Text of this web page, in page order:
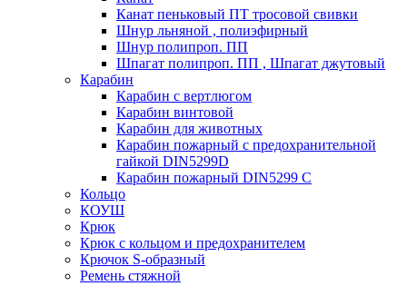
Канат пеньковый ПТ тросовой свивки
Шнур льняной , полиэфирный
Шнур полипроп. ПП
Шпагат полипроп. ПП , Шпагат джутовый
Карабин
Карабин c вертлюгом
Карабин винтовой
Карабин для животных
Карабин пожарный c предохранительной
гайкой DIN5299D
Карабин пожарный DIN5299 C
Кольцо
КОУШ
Крюк
Крюк с кольцом и предохранителем
Крючок S-образный
Ремень стяжной